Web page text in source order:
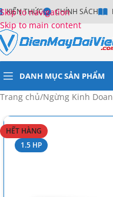
Skip to navigation
Skip to main content
KIẾN THỨC CHÍNH SÁCH
DANH MỤC SẢN PHẨM
Trang chủ/Ngừng Kinh
HẾT HÀNG
1.5 HP